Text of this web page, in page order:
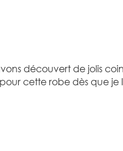
découvert de jolis
cette robe dès que je